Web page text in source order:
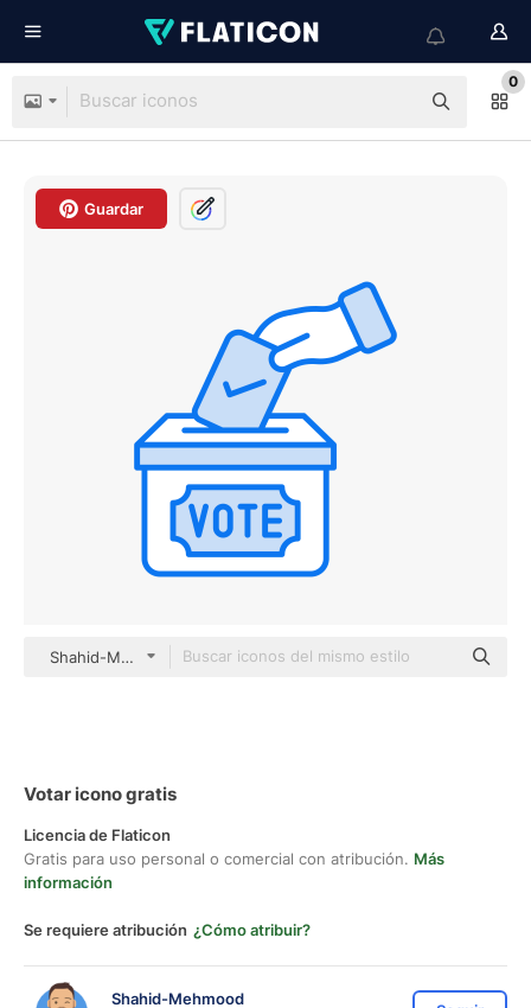
0
Guardar
Shahid-Mehmood color lineal-color
Votar icono gratis
Licencia de Flaticon
Gratis para uso personal o comercial con atribución. Más
información
Se requiere atribución ¿Cómo atribuir?
Shahid-Mehmood